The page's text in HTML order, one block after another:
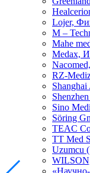
Lojer,
M –
Mahe
Medax,
RZ-
Sino
Söring
TEAC
TT Med
Uzumcu